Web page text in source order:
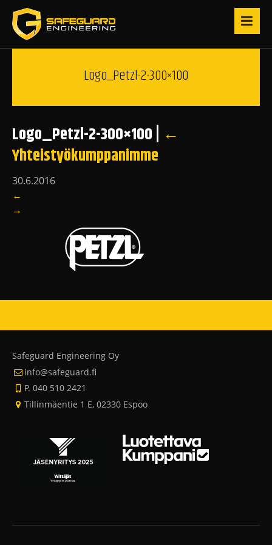
Logo_Petzl-2-300×100
Logo_Petzl-2-300×100 ←
Yhteistyökumppanimme
30.6.2016
←
→
Safeguard Engineering Oy
info@safeguard.fi
P. 040 510 2421
Tillinmäentie 1 E, 02330 Espoo